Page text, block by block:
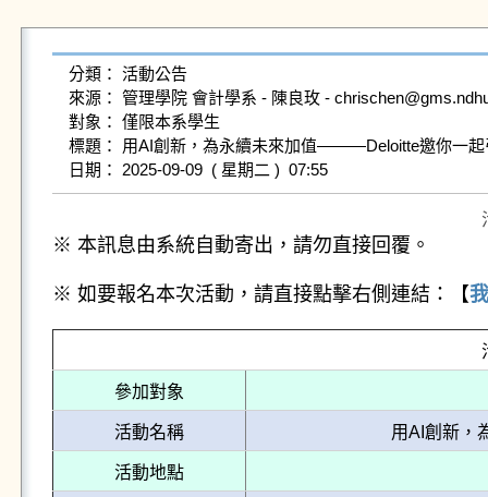
分類： 活動公告
來源： 管理學院 會計學系 - 陳良玫 -
對象： 僅限本系學生
標題： 用AI創新，為永續未來加值———Deloitte邀你一起
日期： 2025-09-09  ( 星期二 )  07:55
※ 本訊息由系統自動寄出，請勿直接回覆。
※ 如要報名本次活動，請直接點擊右側連結：【
參加對象
活動名稱 用AI創新，
活動地點